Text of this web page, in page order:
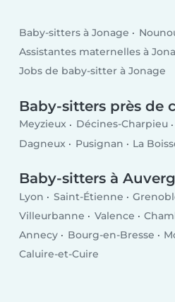
Baby-sitters à Jonage
Assistantes maternelles à
Jobs de baby-sitter à Jonage
Baby-sitters près de
Meyzieux Décines-Charpieu
Dagneux
Pusignan La
Baby-sitters à
Lyon Saint-Étienne
Villeurbanne
Valence
Annecy
Bourg-en-Bresse
Caluire-et-Cuire